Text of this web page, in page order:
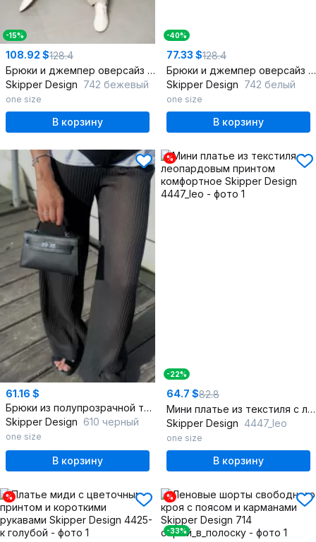
-15%
108.92 $128.4
Брюки и джемпер оверсайз демисезонный костюм
Skipper Design 742 бежевый
one size
В корзину
-40%
77.33 $128.4
Брюки и джемпер оверсайз демисезонный костюм
Skipper Design 742 белый
one size
В корзину
61.16 $
Брюки из полупрозрачной ткани с прямым крылом
Skipper Design 610 черный
one size
В корзину
%
-22%
64.7 $82.8
Мини платье из текстиля с леопардовым принтом комфортное
Skipper Design 4447_leo
one size
В корзину
% %
-33%